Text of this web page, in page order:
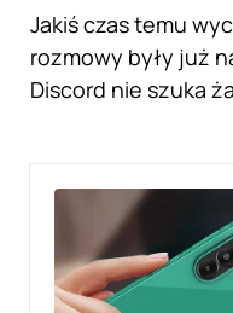
Jakiś czas temu
rozmowy były już
Discord nie szuka